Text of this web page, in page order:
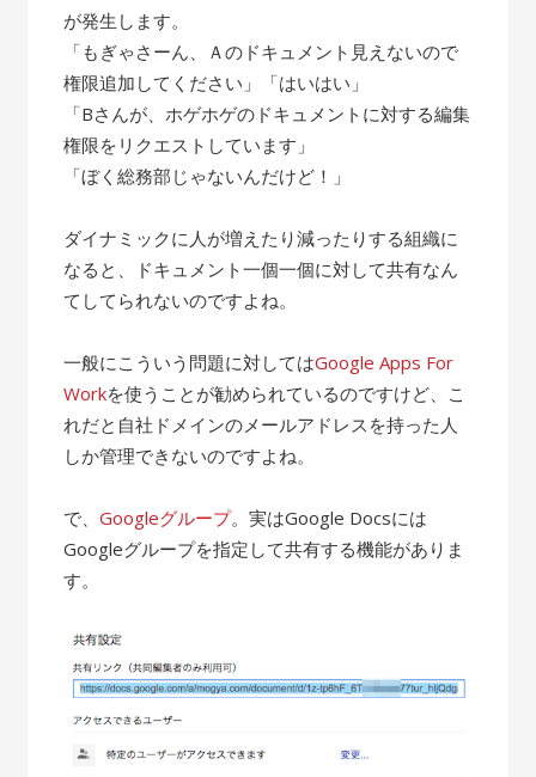
が発生します。
「もぎゃさーん、Ａのドキュメント見えないので
権限追加してください」「はいはい」
「Bさんが、ホゲホゲのドキュメントに対する編集
権限をリクエストしています」
「ぼく総務部じゃないんだけど！」
ダイナミックに人が増えたり減ったりする組織に
なると、ドキュメント一個一個に対して共有なん
てしてられないのですよね。
一般にこういう問題に対してはGoogle Apps For
Workを使うことが勧められているのですけど、こ
れだと自社ドメインのメールアドレスを持った人
しか管理できないのですよね。
で、Googleグループ。実はGoogle Docsには
Googleグループを指定して共有する機能がありま
す。